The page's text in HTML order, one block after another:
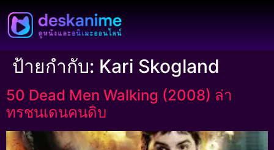
ป้ายกำกับ: Kari Skogland
50 Dead Men Walking (2008) ล่า
ทรชนเดนคนดิบ